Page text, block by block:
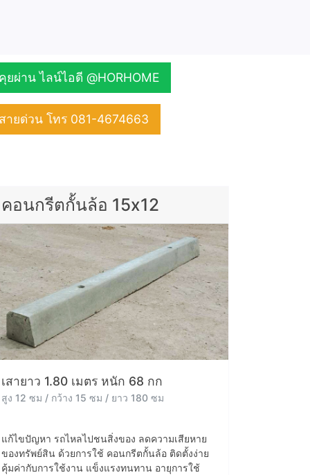
ยผ่าน ไลน์ไอดี @HORHOME
ายด่วน โทร 081-4674663
คอนกรีตกั้นล้อ 15x12
เสายาว 1.80 เมตร หนัก 68 กก
สูง 12 ซม / กว้าง 15 ซม / ยาว 180 ซม
แก้ไขปัญหา รถไหลไปชนสิ่งของ ลดความเสียหาย
ของทรัพย์สิน ด้วยการใช้ คอนกรีตกั้นล้อ ติดตั้งง่าย
คุ้มค่ากับการใช้งาน แข็งแรงทนทาน อายุการใช้